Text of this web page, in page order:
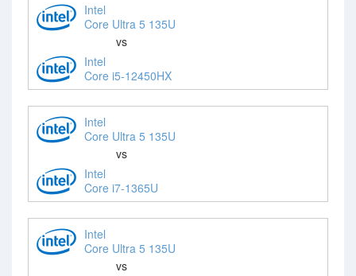
Intel
Core Ultra 5 135U
vs
Intel
Core i5-12450HX
Intel
Core Ultra 5 135U
vs
Intel
Core i7-1365U
Intel
Core Ultra 5 135U
vs